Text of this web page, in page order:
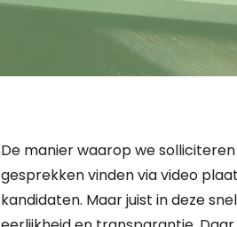
De manier waarop we
gesprekken vinden via video
kandidaten. Maar juist in deze